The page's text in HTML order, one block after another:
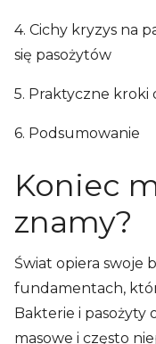
4. Cichy kryzys na
się pasożytów
5. Praktyczne kroki
6. Podsumowanie
Koniec
znamy?
Świat opiera swoje
fundamentach,
Bakterie i pasożyty
masowe i często